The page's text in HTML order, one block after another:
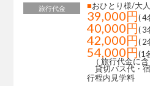
旅行代金 ■おひとり様/大
39,000円( 4
40,000円( 3
42,000円( 2
54,000円(1
（ 旅行代金に含
貸切バス代・
行程内見学料